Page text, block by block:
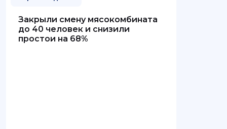
Закрыли смену мясокомбината
до 40 человек и снизили
простои на 68%